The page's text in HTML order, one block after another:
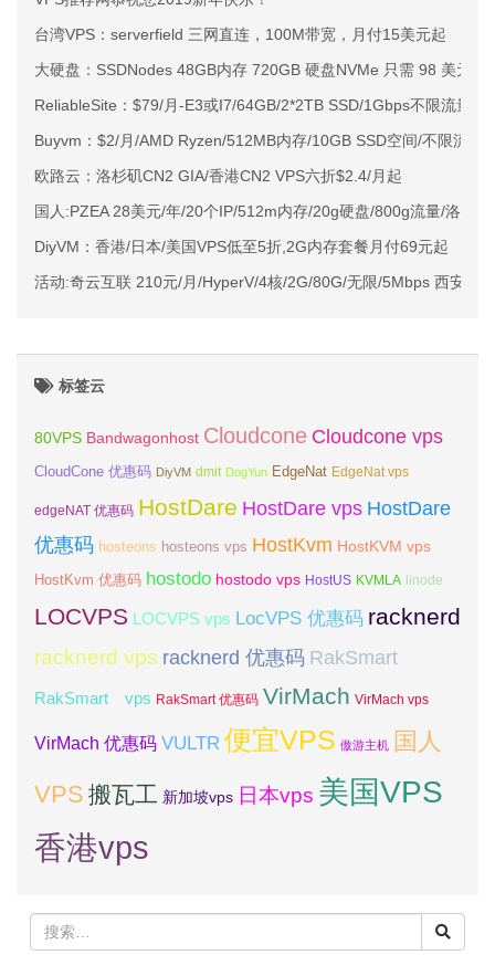
台湾VPS：serverfield 三网直连，100M带宽，月付15美元起
大硬盘：SSDNodes 48GB内存 720GB 硬盘NVMe 只需 98 美元/年
ReliableSite：$79/月-E3或I7/64GB/2*2TB SSD/1Gbps不限流量/
Buyvm：$2/月/AMD Ryzen/512MB内存/10GB SSD空间/不限流
欧路云：洛杉矶CN2 GIA/香港CN2 VPS六折$2.4/月起
国人:PZEA 28美元/年/20个IP/512m内存/20g硬盘/800g流量/洛杉
DiyVM：香港/日本/美国VPS低至5折,2G内存套餐月付69元起
活动:奇云互联 210元/月/HyperV/4核/2G/80G/无限/5Mbps 西安高防
标签云
80VPS Bandwagonhost Cloudcone Cloudcone vps
CloudCone 优惠码 DiyVM dmit DogYun EdgeNat EdgeNat vps
edgeNAT 优惠码 HostDare HostDare vps HostDare
优惠码 hosteons hosteons vps HostKvm HostKVM vps
HostKvm 优惠码 hostodo hostodo vps HostUS KVMLA linode
LOCVPS LOCVPS vps LocVPS 优惠码 racknerd
racknerd vps racknerd 优惠码 RakSmart
RakSmart vps RakSmart 优惠码 VirMach VirMach vps
VirMach 优惠码 VULTR 便宜VPS 傲游主机 国人
VPS 搬瓦工 新加坡vps 日本vps 美国VPS
香港vps